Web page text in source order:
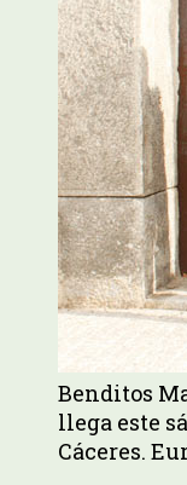
Benditos
llega este
Cáceres.